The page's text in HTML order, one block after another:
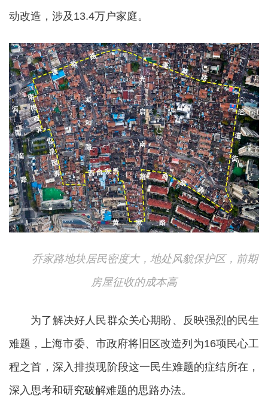
动改造，涉及13.4万户家庭。
乔家路地块居民密度大，地处风貌保护区，前期
房屋征收的成本高
为了解决好人民群众关心期盼、反映强烈的民生
难题，上海市委、市政府将旧区改造列为16项民心工
程之首，深入排摸现阶段这一民生难题的症结所在，
深入思考和研究破解难题的思路办法。